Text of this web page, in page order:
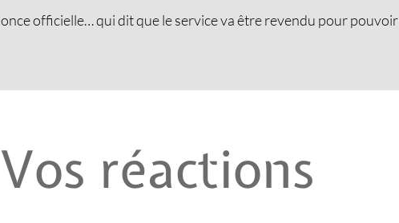
officielle… qui dit que le service va être revendu pour pouvoir
Vos réactions